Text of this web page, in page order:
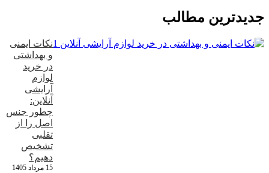
جدید‌ترین مطالب
نکات ایمنی
و بهداشتی
در خرید
لوازم
آرایشی
آنلاین:
چطور جنس
اصل را از
تقلبی
تشخیص
دهیم؟
15 مرداد 1405